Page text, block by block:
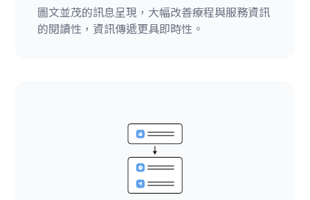
圖文並茂的訊息呈現，大幅改善療程與服務資訊
的閱讀性，資訊傳遞更具即時性。